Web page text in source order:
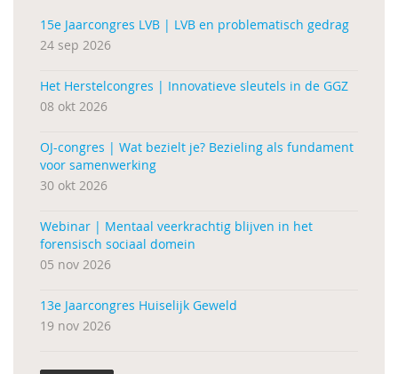
15e Jaarcongres LVB | LVB en problematisch gedrag
24 sep 2026
Het Herstelcongres | Innovatieve sleutels in de GGZ
08 okt 2026
OJ-congres | Wat bezielt je? Bezieling als fundament
voor samenwerking
30 okt 2026
Webinar | Mentaal veerkrachtig blijven in het
forensisch sociaal domein
05 nov 2026
13e Jaarcongres Huiselijk Geweld
19 nov 2026